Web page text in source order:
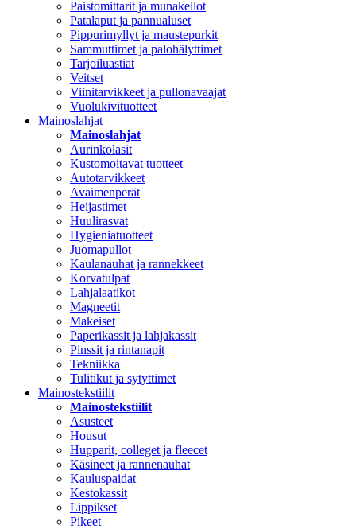
Paistomittarit ja munakellot
Patalaput ja pannualuset
Pippurimyllyt ja maustepurkit
Sammuttimet ja palohälyttimet
Tarjoiluastiat
Veitset
Viinitarvikkeet ja pullonavaajat
Vuolukivituotteet
Mainoslahjat
Mainoslahjat
Aurinkolasit
Kustomoitavat tuotteet
Autotarvikkeet
Avaimenperät
Heijastimet
Huulirasvat
Hygieniatuotteet
Juomapullot
Kaulanauhat ja rannekkeet
Korvatulpat
Lahjalaatikot
Magneetit
Makeiset
Paperikassit ja lahjakassit
Pinssit ja rintanapit
Tekniikka
Tulitikut ja sytyttimet
Mainostekstiilit
Mainostekstiilit
Asusteet
Housut
Hupparit, colleget ja fleecet
Käsineet ja rannenauhat
Kauluspaidat
Kestokassit
Lippikset
Pikeet